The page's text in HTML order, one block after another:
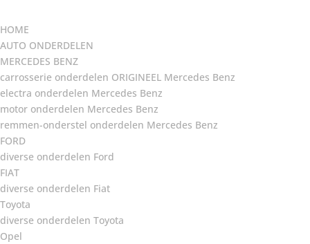
HOME
AUTO ONDERDELEN
MERCEDES BENZ
carrosserie onderdelen ORIGINEEL Mercedes Benz
electra onderdelen Mercedes Benz
motor onderdelen Mercedes Benz
remmen-onderstel onderdelen Mercedes Benz
FORD
diverse onderdelen Ford
FIAT
diverse onderdelen Fiat
Toyota
diverse onderdelen Toyota
Opel